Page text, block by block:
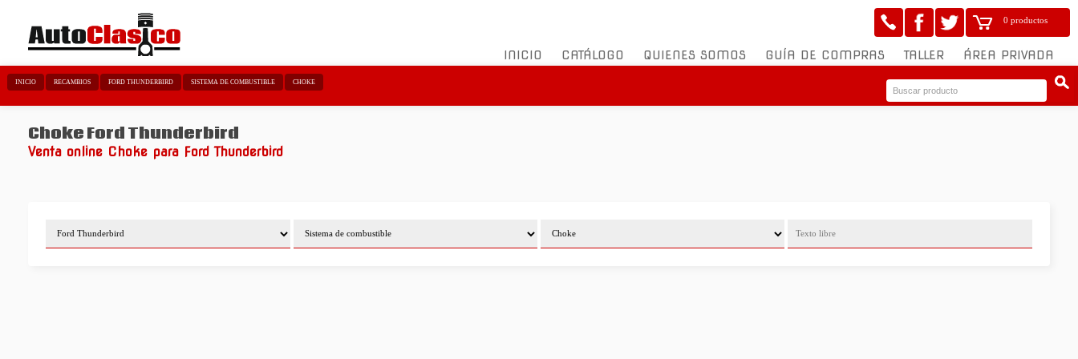
0 productos
INICIO CATÁLOGO QUIENES SOMOS GUÍA DE COMPRAS TALLER ÁREA PRIVADA
INICIO RECAMBIOS FORD THUNDERBIRD SISTEMA DE COMBUSTIBLE CHOKE
Choke Ford Thunderbird
Venta online Choke para Ford Thunderbird